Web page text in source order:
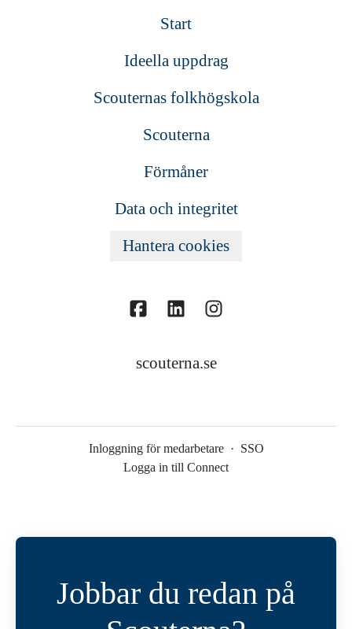
Start
Ideella uppdrag
Scouternas folkhögskola
Scouterna
Förmåner
Data och integritet
Hantera cookies
scouterna.se
Inloggning för medarbetare · SSO
Logga in till Connect
Jobbar du redan på